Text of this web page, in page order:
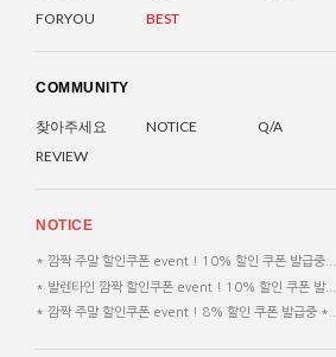
FORYOU
BEST
COMMUNITY
찾아주세요 NOTICE
Q/A
REVIEW
NOTICE
* 깜짝 주말 할인쿠폰 event ! 10% 할인 쿠폰 발급중...
* 발렌타인 깜짝 할인쿠폰 event ! 10% 할인 쿠폰 발...
* 깜짝 주말 할인쿠폰 event ! 8% 할인 쿠폰 발급중 *...